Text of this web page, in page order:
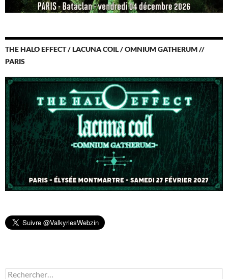
THE HALO EFFECT / LACUNA COIL / OMNIUM GATHERUM //
PARIS
Rechercher :